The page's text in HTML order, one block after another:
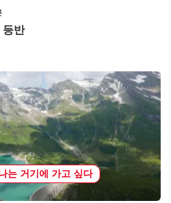
등반
는 거기에 가고 싶다